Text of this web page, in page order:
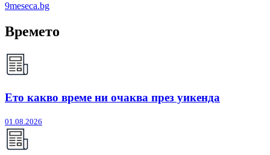
9meseca.bg
Времето
Ето какво време ни очаква през уикенда
01.08.2026